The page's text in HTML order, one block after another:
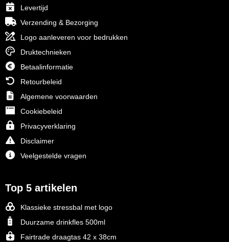
Levertijd
Verzending & Bezorging
Logo aanleveren voor bedrukken
Druktechnieken
Betaalinformatie
Retourbeleid
Algemene voorwaarden
Cookiebeleid
Privacyverklaring
Disclaimer
Veelgestelde vragen
Top 5 artikelen
Klassieke stressbal met logo
Duurzame drinkfles 500ml
Fairtrade draagtas 42 x 38cm